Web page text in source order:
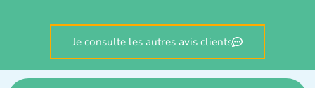
Je consulte les autres avis clients